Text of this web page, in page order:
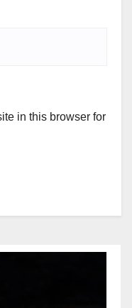
in this browser for